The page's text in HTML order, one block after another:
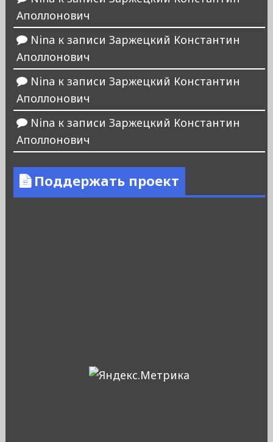
Аполлонович
Nina к записи Заржецкий Константин
Аполлонович
Nina к записи Заржецкий Константин
Аполлонович
Nina к записи Заржецкий Константин
Аполлонович
Поддержать проект